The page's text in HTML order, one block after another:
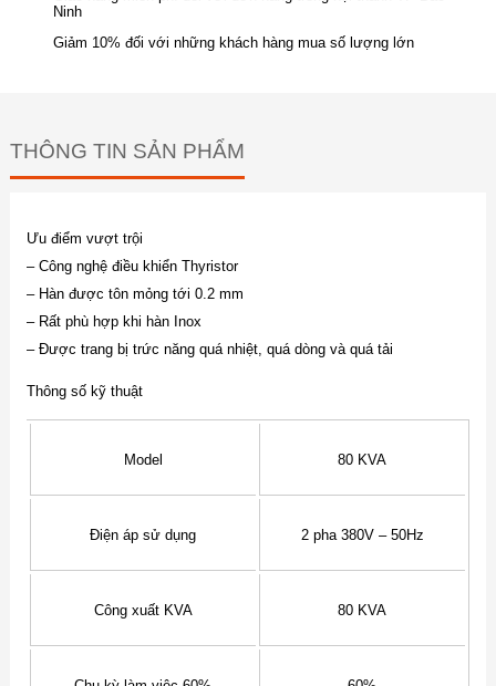
Ninh
Giảm 10% đối với những khách hàng mua số lượng lớn
THÔNG TIN SẢN PHẨM
Ưu điểm vượt trội
– Công nghệ điều khiển Thyristor
– Hàn được tôn mỏng tới 0.2 mm
– Rất phù hợp khi hàn Inox
– Được trang bị trức năng quá nhiệt, quá dòng và quá tải
Thông số kỹ thuật
Model 80 KVA
Điện áp sử dụng 2 pha 380V – 50Hz
Công xuất KVA 80 KVA